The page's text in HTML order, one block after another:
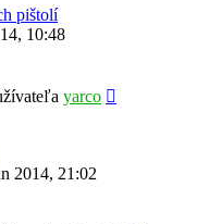
pištolí
10:48
yarco
2014, 21:02